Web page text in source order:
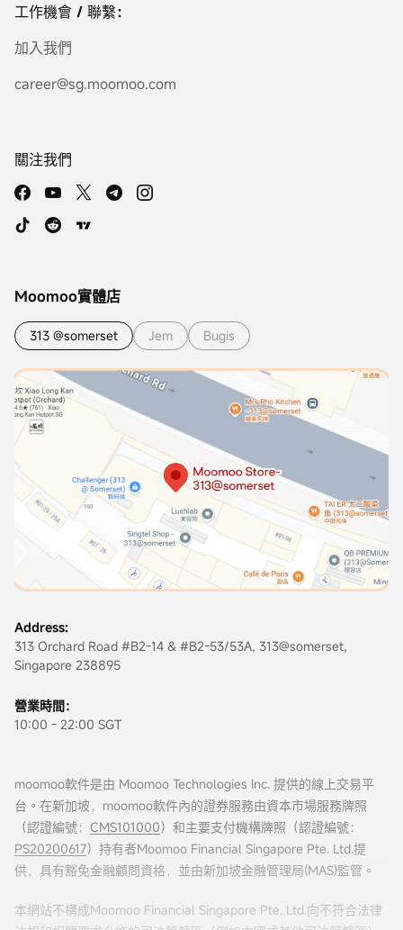
工作機會 / 聯繫：
加入我們
career@sg.moomoo.com
關注我們
Moomoo實體店
313 @somerset Jem Bugis
Address:
313 Orchard Road #B2-14 & #B2-53/53A, 313@somerset,
Singapore 238895
營業時間：
10:00 - 22:00 SGT
moomoo軟件是由 Moomoo Technologies Inc. 提供的線上交易平
台。在新加坡，moomoo軟件內的證券服務由資本市場服務牌照
（認證編號： CMS101000）和主要支付機構牌照（認證編號：
PS20200617）持有者Moomoo Financial Singapore Pte. Ltd.提
供，具有豁免金融顧問資格，並由新加坡金融管理局(MAS)監管。
本網站不構成Moomoo Financial Singapore Pte. Ltd.向不符合法律